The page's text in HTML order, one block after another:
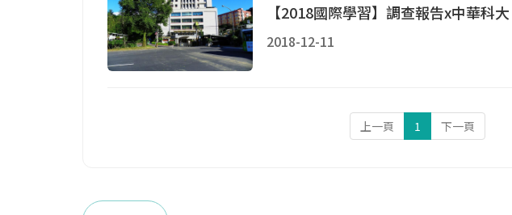
【2018國際學習】調查報告x中華科大
2018-12-11
上一頁 1 下一頁